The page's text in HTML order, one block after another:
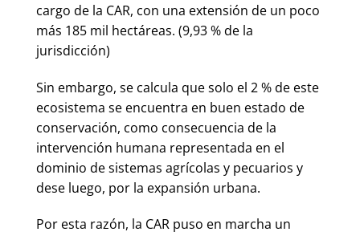
cargo de la CAR, con una extensión de un poco
más 185 mil hectáreas. (9,93 % de la
jurisdicción)
Sin embargo, se calcula que solo el 2 % de este
ecosistema se encuentra en buen estado de
conservación, como consecuencia de la
intervención humana representada en el
dominio de sistemas agrícolas y pecuarios y
dese luego, por la expansión urbana.
Por esta razón, la CAR puso en marcha un